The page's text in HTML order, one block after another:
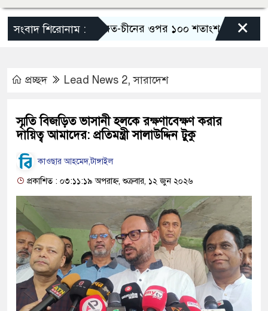
সংবাদ শিরোনাম :ভারত-চীনের ওপর ১০০ শতাংশ শুল্ক আরোপের বিল
×
প্রচ্ছদ Lead News 2,সারাদেশ
স্মৃতি বিজড়িত ভাসানী হলকে রক্ষণাবেক্ষণ করার
দায়িত্ব আমাদের: প্রতিমন্ত্রী সালাউদ্দিন টুকু
কাওছার আহমেদ,টাঙ্গাইল
প্রকাশিত : ০৩:১১:১৯ অপরাহ্ন, শুক্রবার, ১২ জুন ২০২৬